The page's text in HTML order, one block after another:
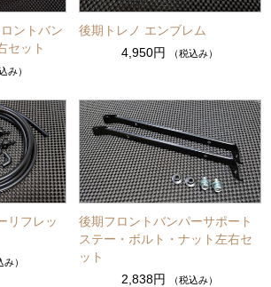
ントバン
セット
み）
後期トレノ エンブレム
4,950円
（税込み）
リフレッ
み）
後期フロントバンパーサポート
ステー・ボルト・ナット左右セ
ット
2,838円
（税込み）